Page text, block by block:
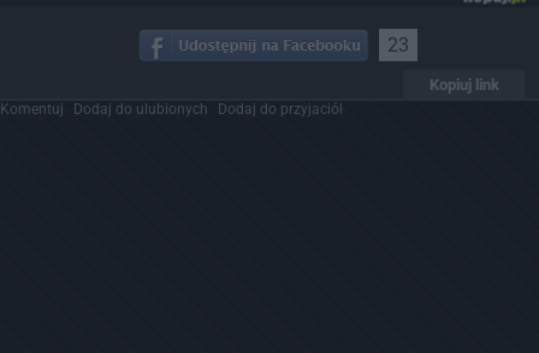
23
Kopiuj link
Komentuj Dodaj do ulubionych Dodaj do przyjaciół